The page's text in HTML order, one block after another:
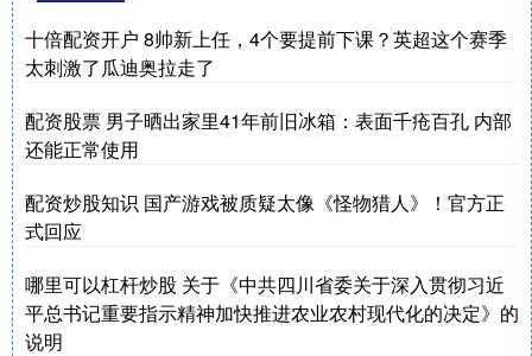
十倍配资开户 8帅新上任，4个要提前下课？英超这个赛季
太刺激了瓜迪奥拉走了
配资股票 男子晒出家里41年前旧冰箱：表面千疮百孔 内部
还能正常使用
配资炒股知识 国产游戏被质疑太像《怪物猎人》！官方正
式回应
哪里可以杠杆炒股 关于《中共四川省委关于深入贯彻习近
平总书记重要指示精神加快推进农业农村现代化的决定》的
说明